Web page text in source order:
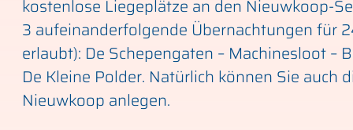
kostenlose Liegeplätze an den Nieuwkoop-
3 aufeinanderfolgende Übernachtungen für
erlaubt): De Schepengaten – Machinesloot –
De Kleine Polder. Natürlich können Sie auch
Nieuwkoop anlegen.